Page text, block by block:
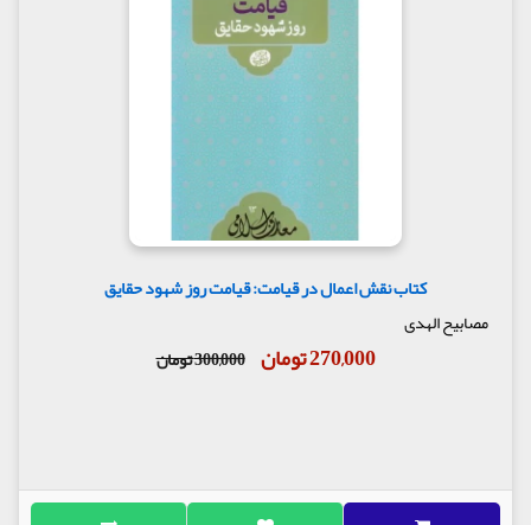
کتاب نقش اعمال در قیامت: قیامت روز شهود حقایق
مصابیح الهدی
270,000 تومان 300,000 تومان